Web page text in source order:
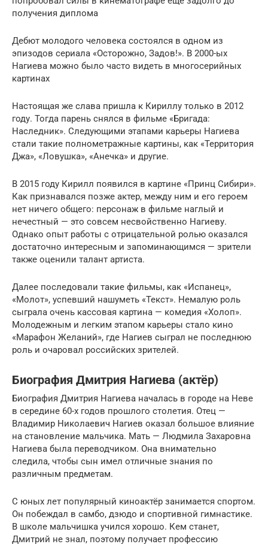
получения диплома
Дебют молодого человека состоялся в одном из
эпизодов сериала «Осторожно, Задов!». В 2000-ых
Нагиева можно было часто видеть в многосерийных
картинах
Настоящая же слава пришла к Кириллу только в 2012
году. Тогда парень снялся в фильме «Бригада:
Наследник». Следующими этапами карьеры Нагиева
стали такие полнометражные картины, как «Территория
Джа», «Ловушка», «Анечка» и другие.
В 2015 году Кирилл появился в картине «Принц Сибири».
Как признавался позже актер, между ним и его героем
нет ничего общего: персонаж в фильме наглый и
нечестный — это совсем несвойственно Нагиеву.
Однако опыт работы с отрицательной ролью оказался
достаточно интересным и запоминающимся — зрители
также оценили талант артиста.
Далее последовали такие фильмы, как «Испанец»,
«Молот», успевший нашуметь «Текст». Немалую роль
сыграла очень кассовая картина — комедия «Холоп».
Молодежным и легким этапом карьеры стало кино
«Марафон Желаний», где Нагиев сыграл не последнюю
роль и очаровал российских зрителей.
Биография Дмитрия Нагиева (актёр)
Биография Дмитрия Нагиева началась в городе на Неве
в середине 60-х годов прошлого столетия. Отец —
Владимир Николаевич Нагиев оказал большое влияние
на становление мальчика. Мать — Людмила Захаровна
Нагиева была переводчиком. Она внимательно
следила, чтобы сын имел отличные знания по
различным предметам.
С юных лет популярный киноактёр занимается спортом.
Он побеждал в самбо, дзюдо и спортивной гимнастике.
В школе мальчишка учился хорошо. Кем станет,
Дмитрий не знал, поэтому получает профессию